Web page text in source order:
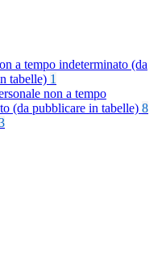
a tempo indeterminato (da
tabelle) 1
non a tempo
(da pubblicare in tabelle) 8